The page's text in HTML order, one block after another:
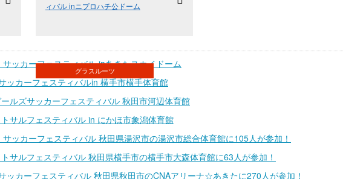
グラスルーツ
ィバル inニプロハチ公ドーム
ッカーフェスティバル inあきたスカイドーム
ッカーフェスティバルin 横手市横手体育館
ルズサッカーフェスティバル 秋田市河辺体育館
サルフェスティバル in にかほ市象潟体育館
ッカーフェスティバル 秋田県湯沢市の湯沢市総合体育館に105人が参加！
サルフェスティバル 秋田県横手市の横手市大森体育館に63人が参加！
ッカーフェスティバル 秋田県秋田市のCNAアリーナ☆あきたに270人が参加！